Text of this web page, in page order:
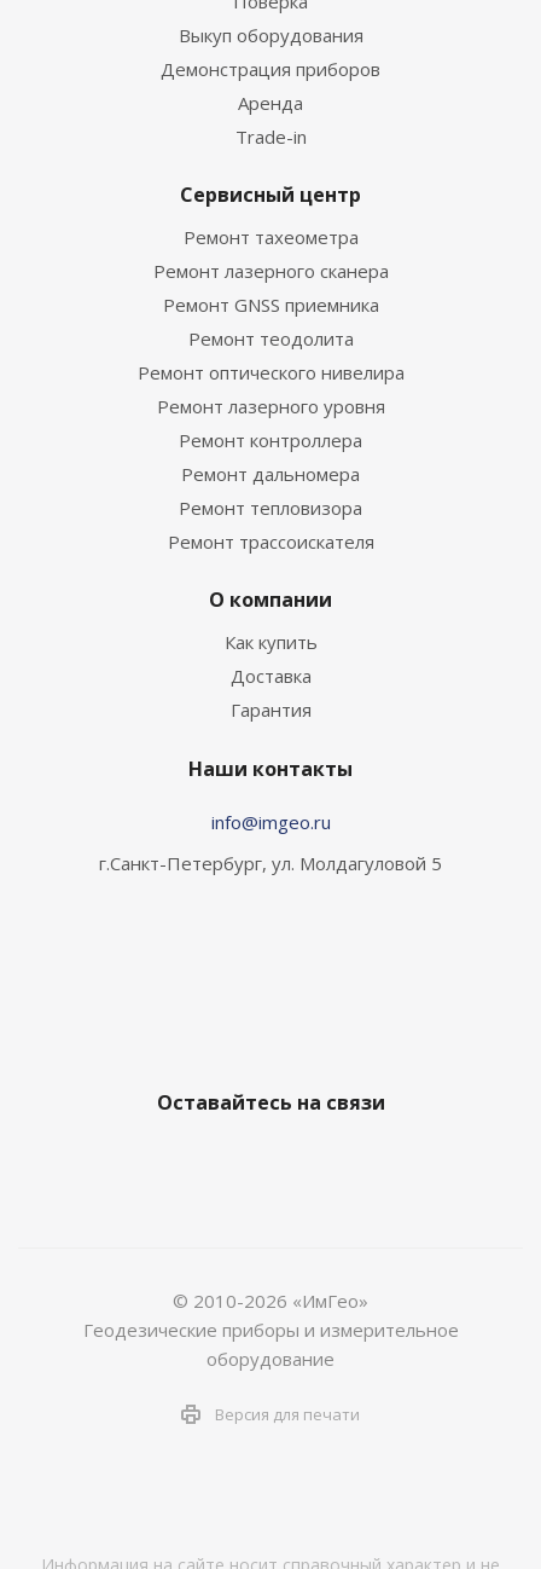
Выкуп оборудования
Демонстрация приборов
Аренда
Trade-in
Сервисный центр
Ремонт тахеометра
Ремонт лазерного сканера
Ремонт GNSS приемника
Ремонт теодолита
Ремонт оптического нивелира
Ремонт лазерного уровня
Ремонт контроллера
Ремонт дальномера
Ремонт тепловизора
Ремонт трассоискателя
О компании
Как купить
Доставка
Гарантия
Наши контакты
info@imgeo.ru
г.Санкт-Петербург, ул. Молдагуловой 5
Оставайтесь на связи
© 2010-2026 «ИмГео»
Геодезические приборы и измерительное
оборудование
Версия для печати